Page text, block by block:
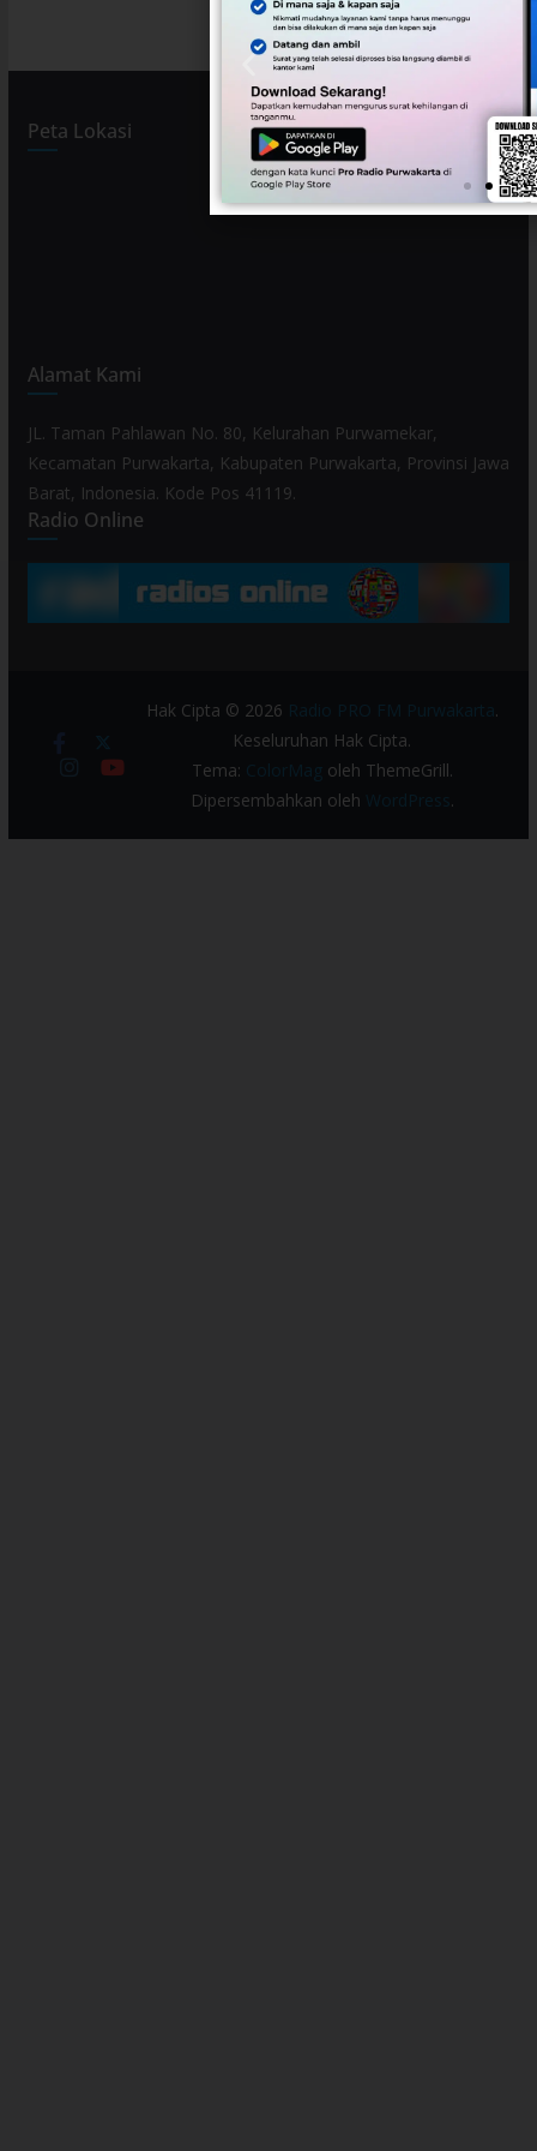
Peta Lokasi
Alamat Kami
JL. Taman Pahlawan No. 80, Kelurahan Purwamekar,
Kecamatan Purwakarta, Kabupaten Purwakarta, Provinsi Jawa
Barat, Indonesia. Kode Pos 41119.
Radio Online
Hak Cipta © 2026 Radio PRO FM Purwakarta.
Keseluruhan Hak Cipta.
Tema: ColorMagoleh ThemeGrill.
Dipersembahkan oleh WordPress .